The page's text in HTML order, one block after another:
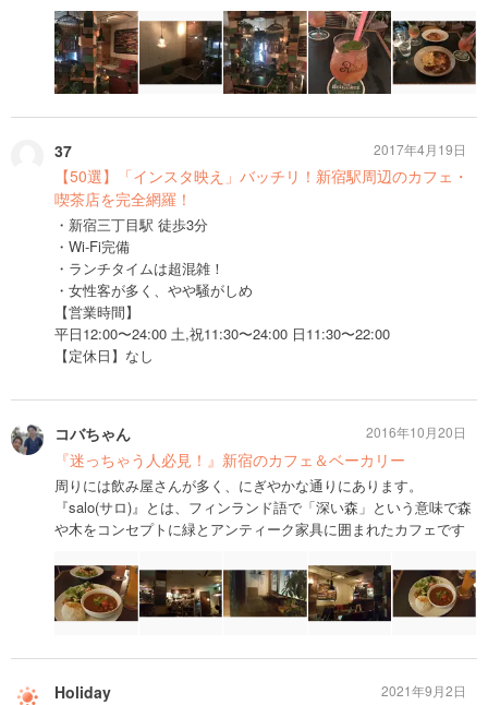
37
【50選】「インスタ映え」バッチリ！新宿駅周辺のカフェ・
喫茶店を完全網羅！
・新宿三丁目駅 徒歩3分
・Wi-Fi完備
・ランチタイムは超混雑！
・女性客が多く、やや騒がしめ
【営業時間】
平日12:00〜24:00 土,祝11:30〜24:00 日11:30〜22:00
【定休日】なし
2017年4月19日
コバちゃん
『迷っちゃう人必見！』新宿のカフェ＆ベーカリー
周りには飲み屋さんが多く、にぎやかな通りにあります。
『salo(サロ)』とは、フィンランド語で「深い森」という意味で森
や木をコンセプトに緑とアンティーク家具に囲まれたカフェです
2016年10月20日
Holiday 2021年9月2日